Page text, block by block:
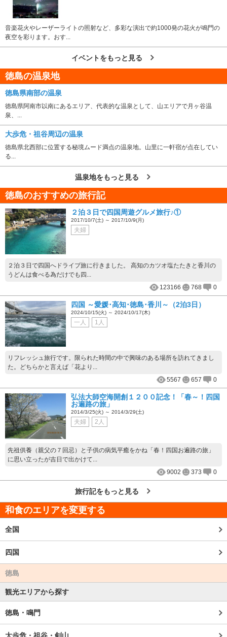
音楽花火やレーザーライトの照射など、多彩な演出で約1000発の花火が鳴門の
夜空を彩ります。おす...
イベントをもっと見る
徳島の温泉地
徳島県南部の温泉
徳島県阿南市以南にあるエリア、代表的な温泉として、山エリアで月ヶ谷温
泉、...
大歩危・祖谷周辺の温泉
徳島県北西部に位置する秘境ムード満点の温泉地。山里に一軒宿が点在してい
る...
温泉地をもっと見る
徳島のおすすめの旅行記
２泊３日で四国周遊グルメ旅行♪①
2017/10/7(土) ～ 2017/10/9(月)
夫婦
２泊３日で四国へドライブ旅に行きました。 高知のカツオ塩たたきと香川の
うどんは食べる為だけでも四...
123166
768 0
四国 ～愛媛･高知･徳島･香川～（2泊3日）
2024/10/15(火) ～ 2024/10/17(木)
一人 1人
リフレッシュ旅行です。限られた時間の中で興味のある場所を訪れてきまし
た。どちらかと言えば「花より...
5567
657 0
弘法大師空海開創１２００記念！「春～！四国
お遍路の旅」
2014/3/25(火) ～ 2014/3/29(土)
夫婦 2人
先祖供養（親父の７回忌）と子供の病気平癒をかね「春！四国お遍路の旅」
に思い立ったが吉日で出かけて...
9002
373 0
旅行記をもっと見る
和食のエリアを変更する
全国
四国
徳島
観光エリアから探す
徳島・鳴門